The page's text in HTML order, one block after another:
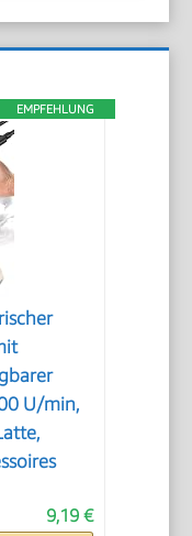
EMPFEHLUNG
U/min,
9,19 €